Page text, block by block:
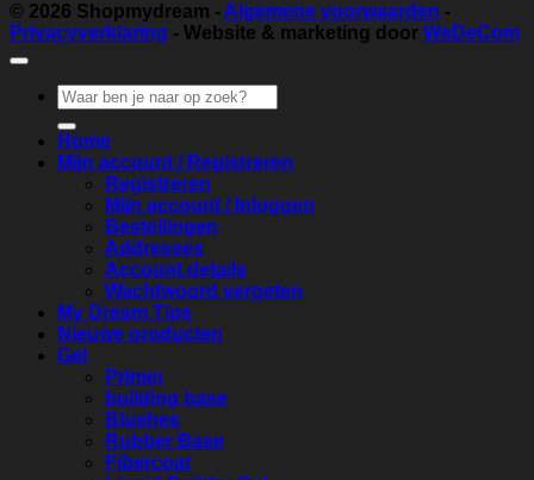
© 2026 Shopmydream - Algemene voorwaarden -
Privacyverklaring - Website & marketing door WeDeCom
Zoeken
naar:
Home
Mijn account / Registreren
Registreren
Mijn account / Inloggen
Bestellingen
Addresses
Account details
Wachtwoord vergeten
My Dream Tips
Nieuwe producten
Gel
Primer
building base
Blushes
Rubber Base
Fibercoat